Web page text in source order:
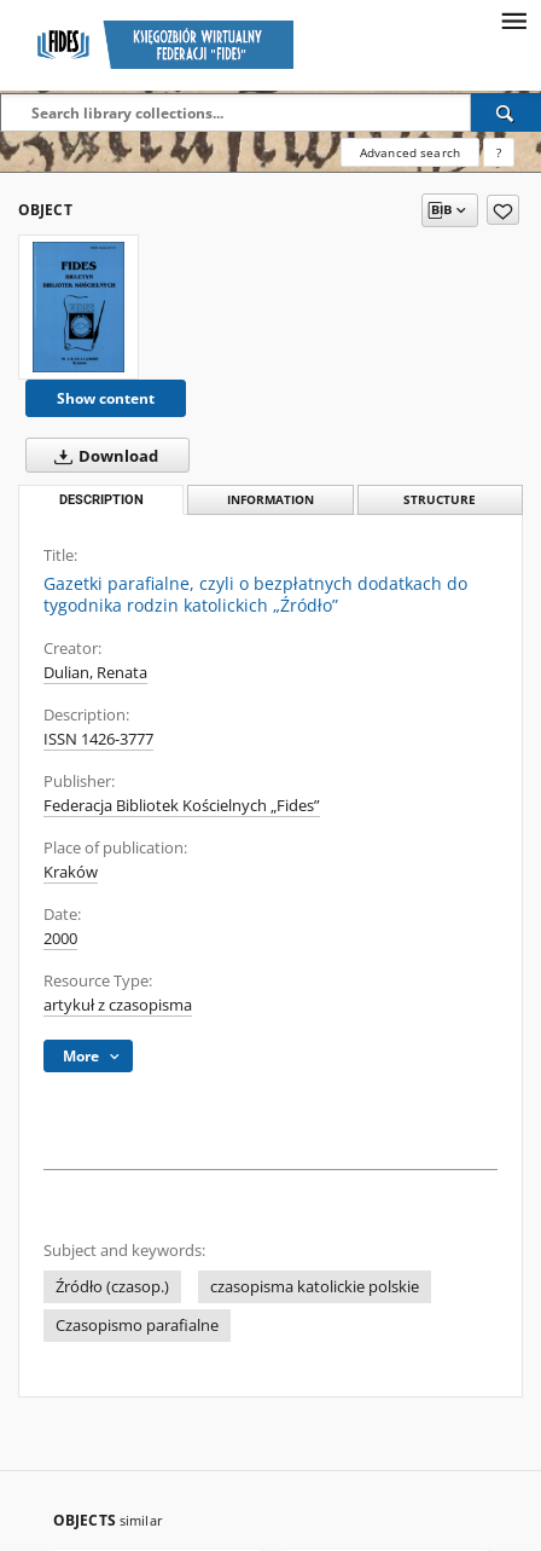
Advanced search ?
OBJECT
Show content
Download
DESCRIPTION INFORMATION STRUCTURE
Title:
Gazetki parafialne, czyli o bezpłatnych dodatkach do
tygodnika rodzin katolickich „Źródło”
Creator:
Dulian, Renata
Description:
ISSN 1426-3777
Publisher:
Federacja Bibliotek Kościelnych „Fides”
Place of publication:
Kraków
Date:
2000
Resource Type:
artykuł z czasopisma
More
Subject and keywords:
Źródło (czasop.)
czasopisma katolickie polskie
Czasopismo parafialne
OBJECTS similar